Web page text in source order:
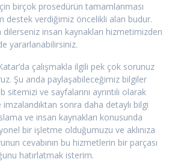
birçok prosedürün tamamlanması
destek verdiğimiz öncelikli alan budur.
dilerseniz insan kaynakları hizmetimizden
yararlanabilirsiniz.
çalışmakla ilgili pek çok sorunuz
Şu anda paylaşabileceğimiz bilgiler
sitemizi ve sayfalarını ayrıntılı olarak
sonra daha detaylı bilgi
ve insan kaynakları konusunda
bir işletme olduğumuzu ve aklınıza
cevabının bu hizmetlerin bir parçası
hatırlatmak isterim.